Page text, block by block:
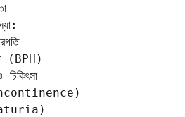
(BPH)
চিকিৎসা
(Incontinence)